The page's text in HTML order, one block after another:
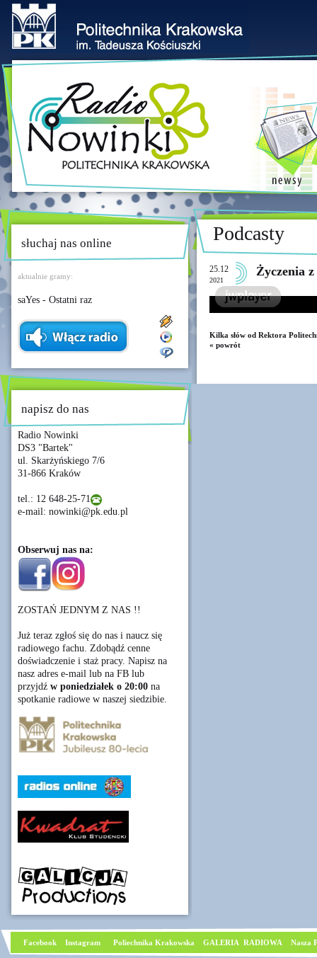
słuchaj nas online
aktualnie gramy:
saYes - Ostatni raz
napisz do nas
Radio Nowinki
DS3 "Bartek"
ul. Skarżyńskiego 7/6
31-866 Kraków
tel.: 12 648-25-71
e-mail: nowinki@pk.edu.pl
Obserwuj nas na:
ZOSTAŃ JEDNYM Z NAS !!
Już teraz zgłoś się do nas i naucz się
radiowego fachu. Zdobądź cenne
doświadczenie i staż pracy. Napisz na
nasz adres e-mail lub na FB lub
przyjdź w poniedziałek o 20:00 na
spotkanie radiowe w naszej siedzibie.
Podcasty
25.12
2021
Życzenia
Kilka słów od Rektora
« powrót
Facebook Instagram Poliechnika Krakowska GALERIA RADIOWA Nasza